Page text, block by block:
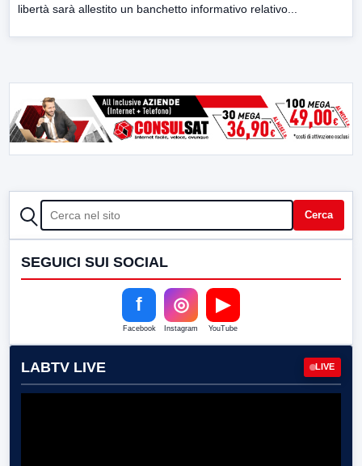
libertà sarà allestito un banchetto informativo relativo...
CERCA Cerca
SEGUICI SUI SOCIAL
f
Facebook
◎
Instagram
▶
YouTube
LABTV LIVE LIVE